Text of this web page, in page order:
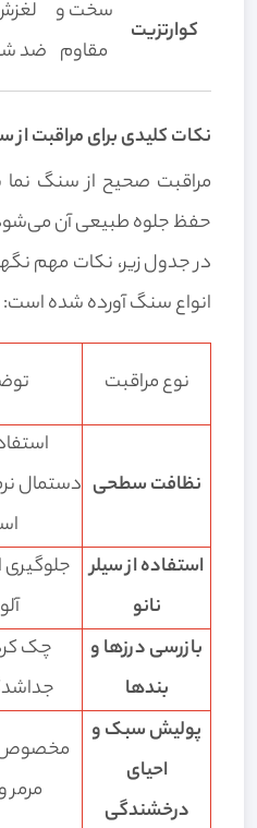
کوارتزیت
سخت و
مقاوم ضد
نکات کلیدی برای مراقبت از
مراقبت صحیح از سنگ نما
حفظ جلوه طبیعی آن
در جدول زیر، نکات مهم
انواع سنگ آورده شده است:
نوع مراقبت
نظافت سطحی دستمال
استفاده از سیلر
نانو
جلوگیری
بازرسی درزها و
بندها
چک
پولیش سبک و
احیای
درخشندگی
مرمر